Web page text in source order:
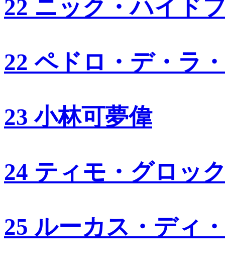
22 ニック・ハイド
22 ペドロ・デ・ラ
23 小林可夢偉
24 ティモ・グロッ
25 ルーカス・ディ